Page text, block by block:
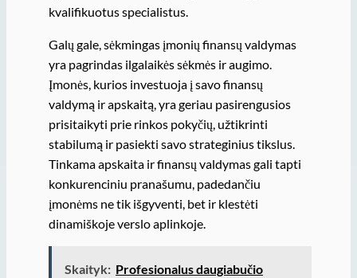
kvalifikuotus specialistus.
Galų gale, sėkmingas įmonių finansų valdymas
yra pagrindas ilgalaikės sėkmės ir augimo.
Įmonės, kurios investuoja į savo finansų
valdymą ir apskaitą, yra geriau pasirengusios
prisitaikyti prie rinkos pokyčių, užtikrinti
stabilumą ir pasiekti savo strateginius tikslus.
Tinkama apskaita ir finansų valdymas gali tapti
konkurenciniu pranašumu, padedančiu
įmonėms ne tik išgyventi, bet ir klestėti
dinamiškoje verslo aplinkoje.
Skaityk: Profesionalus daugiabučio